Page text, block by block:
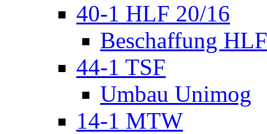
40-1 HLF 20/16
Beschaffung HLF
44-1 TSF
Umbau Unimog
14-1 MTW